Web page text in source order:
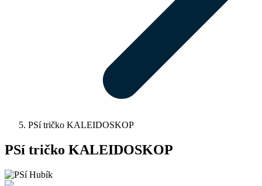
PSí tričko KALEIDOSKOP
PSí tričko KALEIDOSKOP